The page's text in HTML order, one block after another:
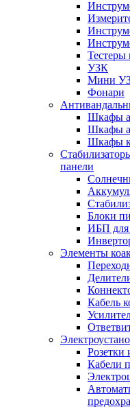
Тестеры
УЗК
Мини
Фонари
Шкафы
Шкафы
Шкафы
панели
Блоки
ИБП для
Элементы
Кабель
Розетки
Кабели